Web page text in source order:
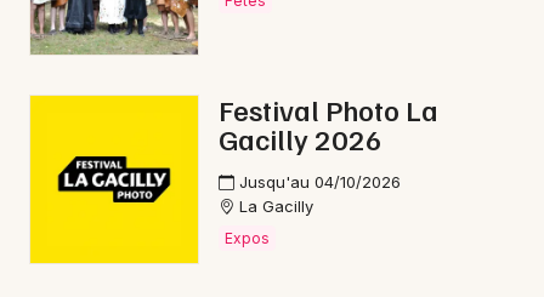
Festival Photo La
Gacilly 2026
Jusqu'au 04/10/2026
La Gacilly
Expos